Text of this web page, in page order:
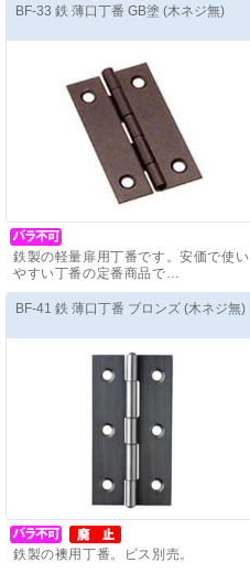
BF-33 鉄 薄口丁番 GB塗 (木ネジ無)
鉄製の軽量扉用丁番です。安価で使い
やすい丁番の定番商品で…
価格(税抜)：180 円～
BF-41 鉄 薄口丁番 ブロンズ (木ネジ無)
鉄製の襖用丁番。ビス別売。